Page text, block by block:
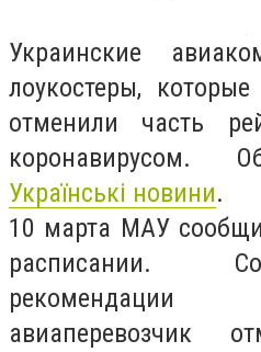
Украинские
лоукостеры,
отменили часть
Українські новини.
10 марта МАУ
расписании.
рекомендации
авиаперевозчик